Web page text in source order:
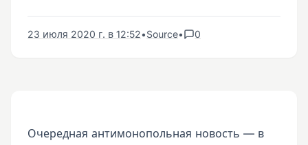
23 июля 2020 г. в 12:52•Source• 0
Очередная антимонопольная новость — в